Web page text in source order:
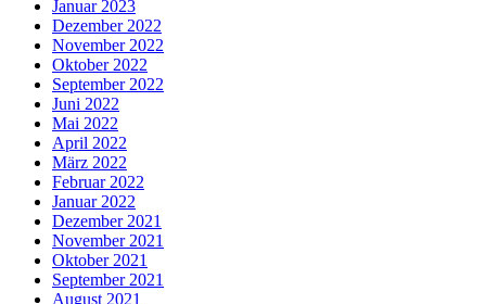
Januar 2023
Dezember 2022
November 2022
Oktober 2022
September 2022
Juni 2022
Mai 2022
April 2022
März 2022
Februar 2022
Januar 2022
Dezember 2021
November 2021
Oktober 2021
September 2021
August 2021